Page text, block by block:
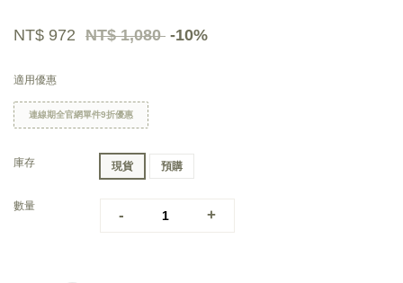
NT$ 972 NT$ 1,080 -10%
適用優惠
連線期全官網單件9折優惠
庫存 現貨 預購
數量
- +